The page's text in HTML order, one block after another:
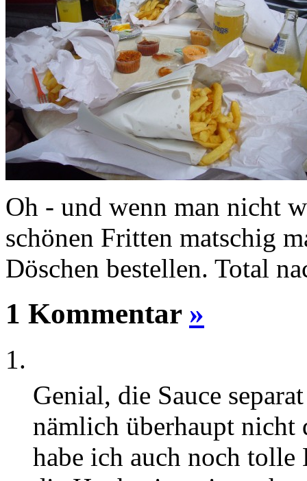
Oh - und wenn man nicht
schönen Fritten matschig
Döschen bestellen. Total
1 Kommentar »
Genial, die Sauce
nämlich überhaupt
habe ich auch noch